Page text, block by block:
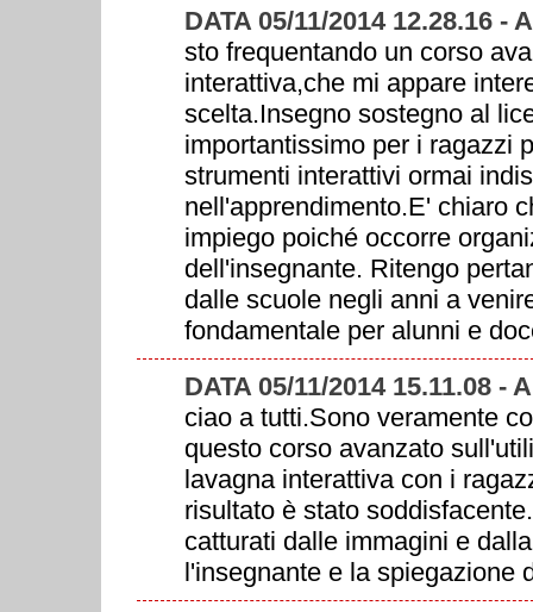
DATA 05/11/2014 12.28.16 -
sto frequentando un corso
interattiva,che mi appare
scelta.Insegno sostegno al
importantissimo per i ragazzi
strumenti interattivi ormai
nell'apprendimento.E' chiaro
impiego poiché occorre
dell'insegnante. Ritengo
dalle scuole negli anni a
fondamentale per alunni e
DATA 05/11/2014 15.11.08 -
ciao a tutti.Sono veramente
questo corso avanzato
lavagna interattiva con i
risultato è stato
catturati dalle immagini e
l'insegnante e la spiegazione